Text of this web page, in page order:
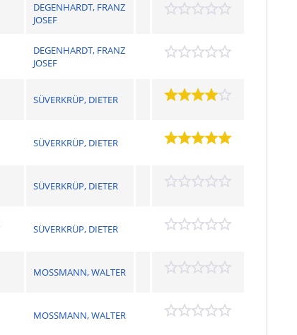
DEGENHARDT, FRANZ
JOSEF
DEGENHARDT, FRANZ
JOSEF
SÜVERKRÜP, DIETER
SÜVERKRÜP, DIETER
SÜVERKRÜP, DIETER
SÜVERKRÜP, DIETER
MOSSMANN, WALTER
MOSSMANN, WALTER